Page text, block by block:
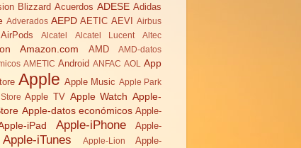
Blizzard Acuerdos ADESE Adidas
Adverados AEPD AETIC AEVI Airbus
AirPods Alcatel Alcatel Lucent Altec
Amazon.com AMD
AMD-datos
AMETIC Android ANFAC AOL App
Apple Apple Music Apple Park
Apple TV Apple Watch Apple-
Apple-datos económicos Apple-
iPad Apple-iPhone
Apple-
Apple-iTunes Apple-Lion
Apple-